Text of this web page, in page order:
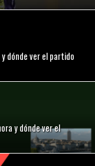
y dónde ver el partido
y dónde ver el